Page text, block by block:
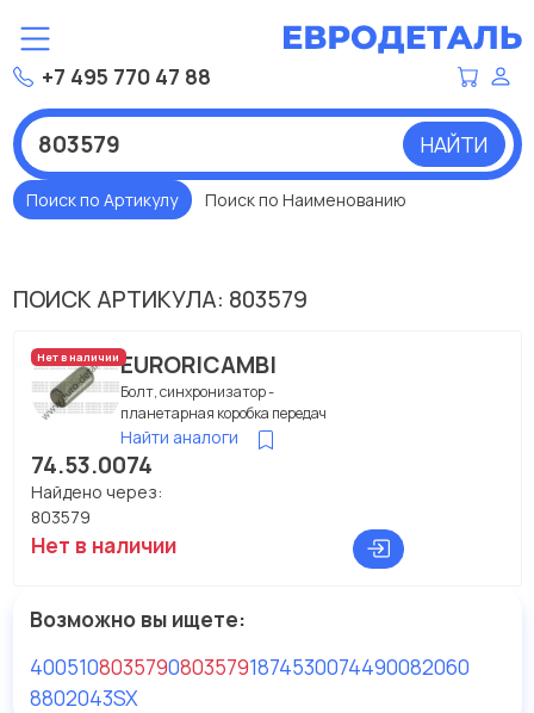
+7 495 770 47 88
НАЙТИ
Поиск по Артикулу Поиск по Наименованию
ПОИСК АРТИКУЛА: 803579
Нет в наличииEURORICAMBI
Болт, синхронизатор -
планетарная коробка передач
Найти аналоги
74.53.0074
Найдено через:
803579
Нет в наличии
Возможно вы ищете:
40051080357908035791874530074490082060
8802043SX